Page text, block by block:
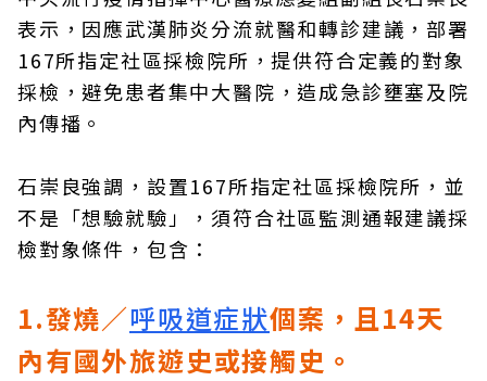
表示，因應武漢肺炎分流就醫和轉診建議，部署
167所指定社區採檢院所，提供符合定義的對象
採檢，避免患者集中大醫院，造成急診壅塞及院
內傳播。
石崇良強調，設置167所指定社區採檢院所，並
不是「想驗就驗」，須符合社區監測通報建議採
檢對象條件，包含：
1.發燒／呼吸道症狀個案，且14天
內有國外旅遊史或接觸史。